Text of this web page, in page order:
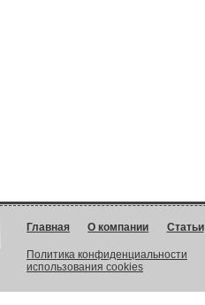
Главная О компании Статьи
Политика конфиденциальности
использования cookies